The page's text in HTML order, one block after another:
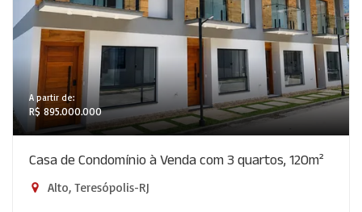
A partir de:
R$ 895.000.000
Casa de Condomínio à Venda com 3 quartos, 120m²
Alto, Teresópolis-RJ